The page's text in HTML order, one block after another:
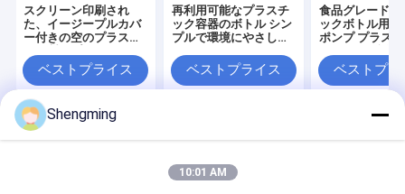
スクリーン印刷され
た、イージープルカバ
ー付きの空のプラスチ
ベストプライス
再利用可能なプラスチ
ック容器のボトル シン
プルで環境にやさしい
ベストプライス
食品グレードプ
ックボトル用ス
ポンプ プラス
ベストプラ
ホーム 企業情報 お問い合わせ
Desktop Site
Shengming
10:01 AM